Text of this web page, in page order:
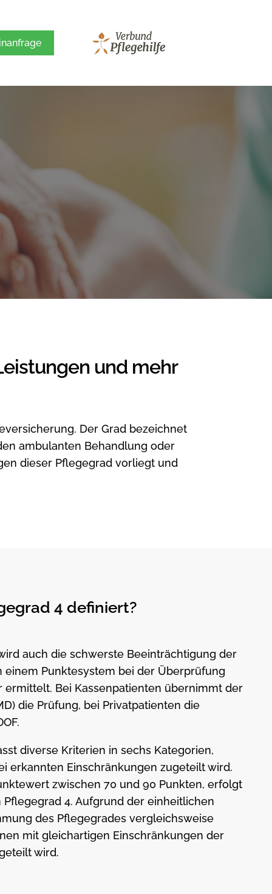
und mehr
Der Grad bezeichnet
ambulanten Behandlung oder
dieser Pflegegrad vorliegt und
4 definiert?
auch die schwerste Beeinträchtigung der
einem Punktesystem bei der Überprüfung
ermittelt. Bei Kassenpatienten übernimmt der
die Prüfung, bei Privatpatienten die
diverse Kriterien in sechs Kategorien,
erkannten Einschränkungen zugeteilt wird.
zwischen 70 und 90 Punkten, erfolgt
4. Aufgrund der einheitlichen
des Pflegegrades vergleichsweise
mit gleichartigen Einschränkungen der
wird.